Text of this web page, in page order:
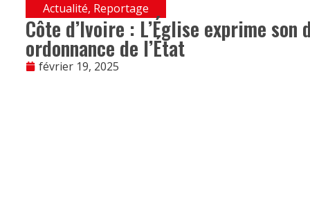
Actualité, Reportage
Côte d’Ivoire : L’Église exprime
ordonnance de l’État
février 19, 2025